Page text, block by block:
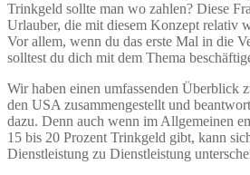
Trinkgeld sollte man wo zahlen? Diese
Urlauber, die mit diesem Konzept relativ
Vor allem, wenn du das erste Mal in die
solltest du dich mit dem Thema
Wir haben einen umfassenden Überblick
den USA zusammengestellt und
dazu. Denn auch wenn im Allgemeinen
15 bis 20 Prozent Trinkgeld gibt, kann
Dienstleistung zu Dienstleistung